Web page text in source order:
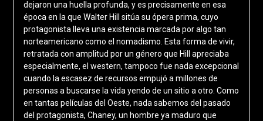
dejaron una huella profunda, y es precisamente en esa
época en la que Walter Hill sitúa su ópera prima, cuyo
protagonista lleva una existencia marcada por algo tan
norteamericano como el nomadismo. Esta forma de vivir,
retratada con amplitud por un género que Hill apreciaba
especialmente, el western, tampoco fue nada excepcional
cuando la escasez de recursos empujó a millones de
personas a buscarse la vida yendo de un sitio a otro. Como
en tantas películas del Oeste, nada sabemos del pasado
del protagonista, Chaney, un hombre ya maduro que